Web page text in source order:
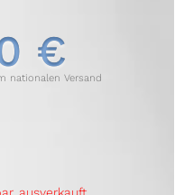
€
nationalen Versand
ausverkauft